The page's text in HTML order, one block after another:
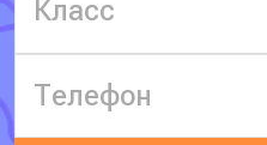
Класс